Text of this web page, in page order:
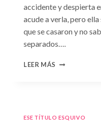
accidente y despierta
acude a verla, pero
que se casaron y no
separados….
LEER MÁS CONSULTA
OLVIDO»
ESE TÍTULO ESQUIVO